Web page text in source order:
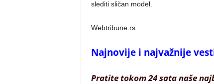
slediti sličan model.
Webtribune.rs
Najnovije i najvažnije
Pratite tokom 24 sata naše